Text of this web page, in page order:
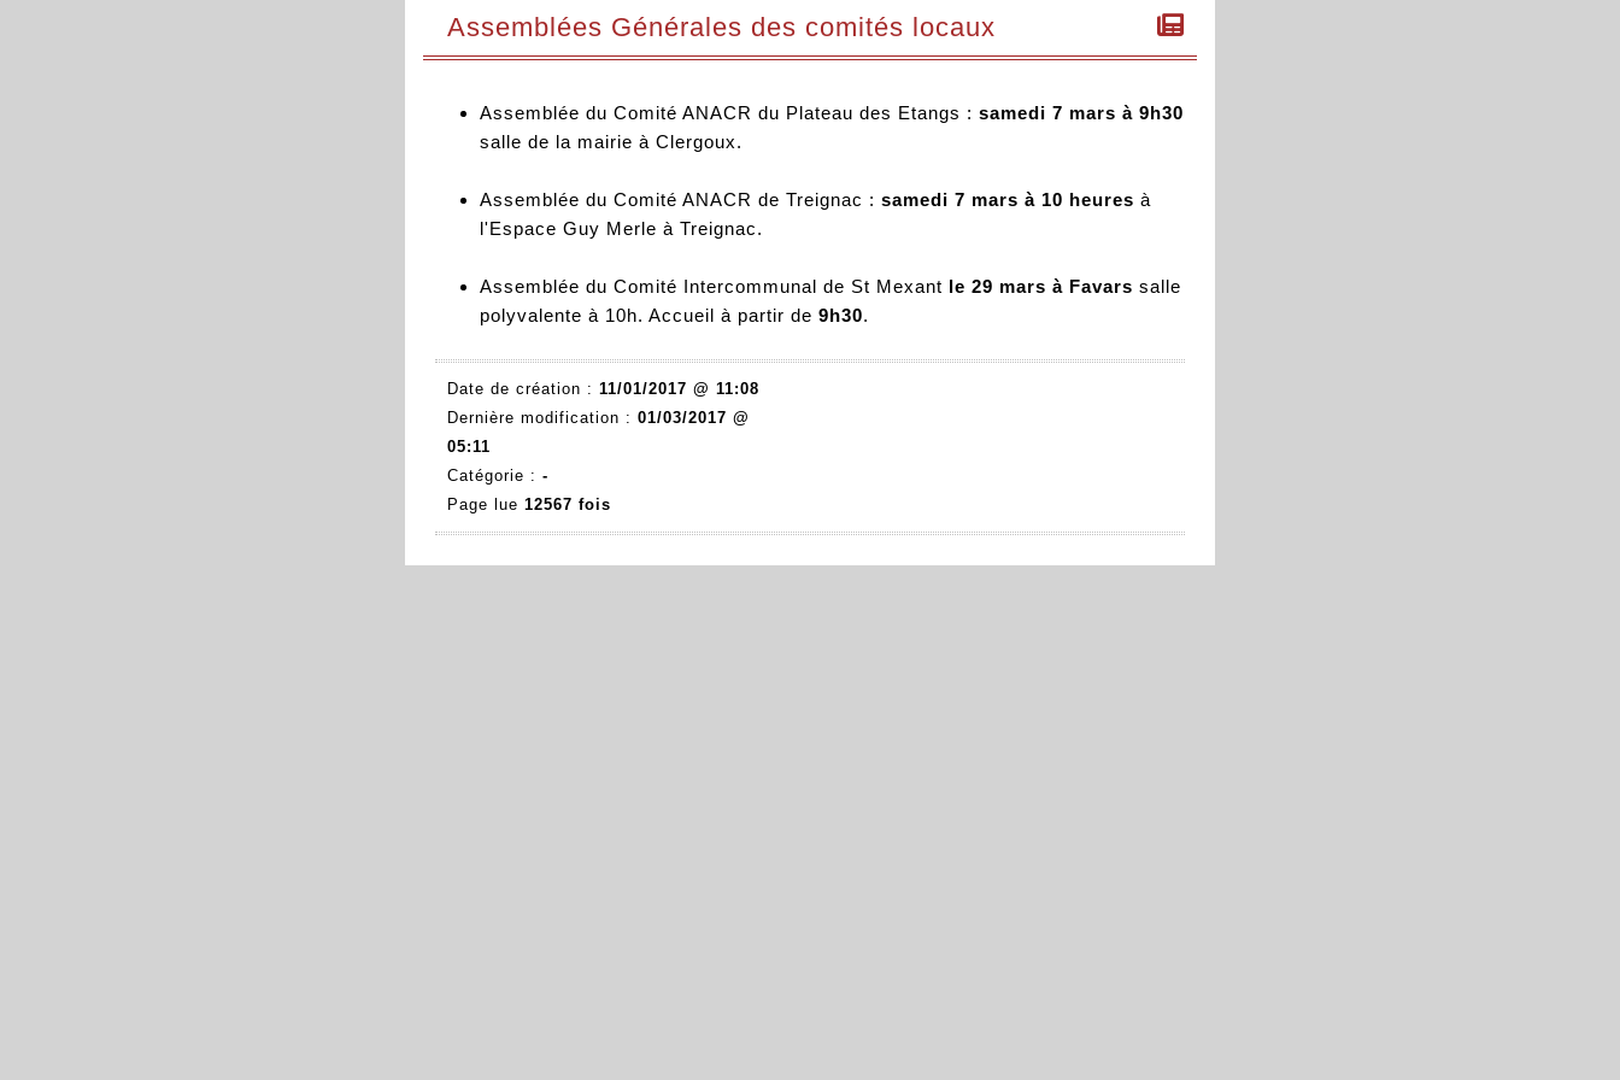
Assemblées Générales des comités locaux
Assemblée du Comité ANACR du Plateau des Etangs : samedi 7 mars à 9h30
salle de la mairie à Clergoux.
Assemblée du Comité ANACR de Treignac : samedi 7 mars à 10 heures à
l'Espace Guy Merle à Treignac.
Assemblée du Comité Intercommunal de St Mexant le 29 mars à Favars salle
polyvalente à 10h. Accueil à partir de 9h30.
Date de création : 11/01/2017 @ 11:08
Dernière modification : 01/03/2017 @
05:11
Catégorie : -
Page lue 12567 fois